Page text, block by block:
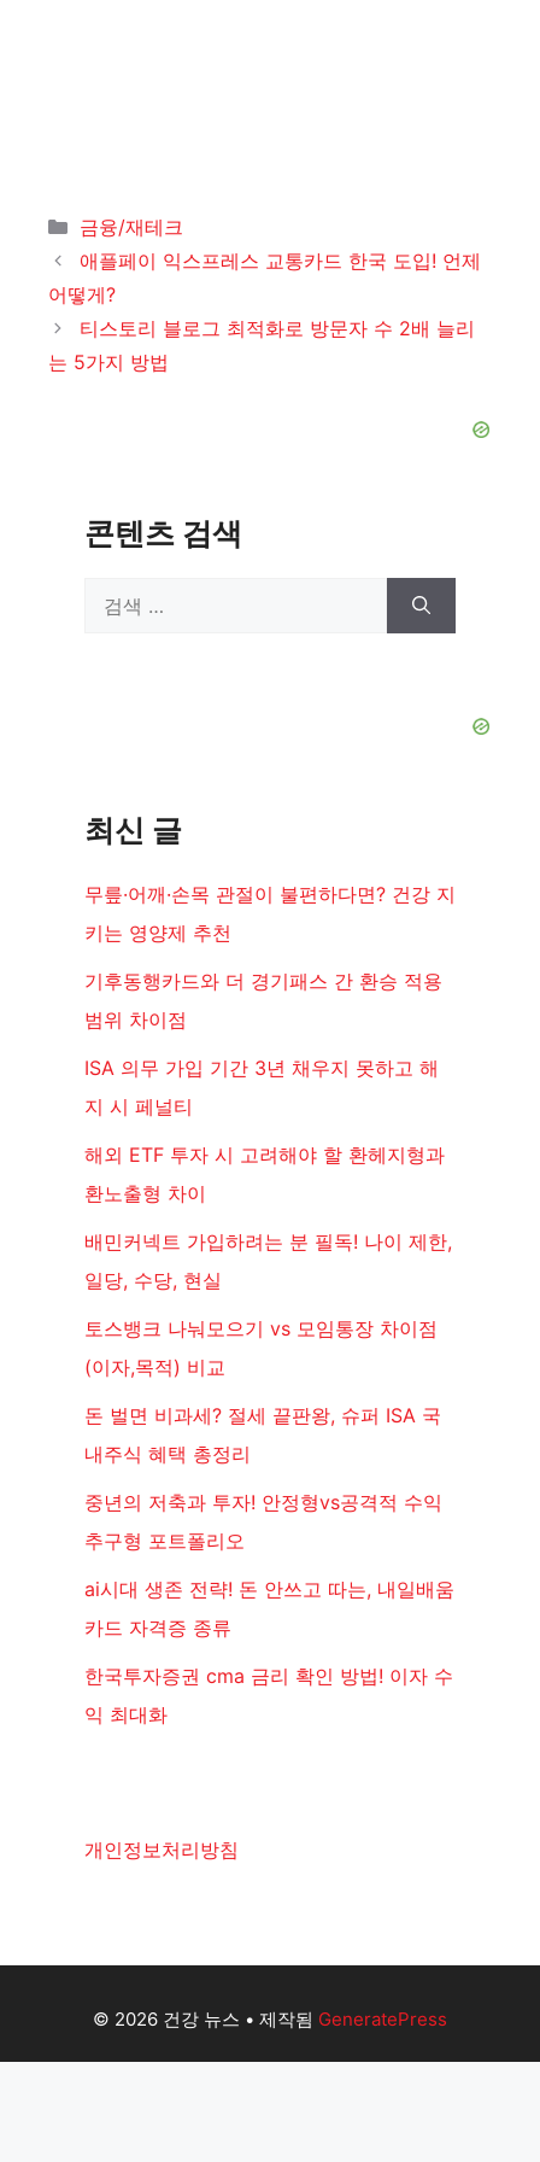
카
테
고
리
금융/재테크
애플페이 익스프레스 교통카드 한국 도입! 언제
어떻게?
티스토리 블로그 최적화로 방문자 수 2배 늘리
는 5가지 방법
콘텐츠 검색
최신 글
무릎·어깨·손목 관절이 불편하다면? 건강 지
키는 영양제 추천
기후동행카드와 더 경기패스 간 환승 적용
범위 차이점
ISA 의무 가입 기간 3년 채우지 못하고 해
지 시 페널티
해외 ETF 투자 시 고려해야 할 환헤지형과
환노출형 차이
배민커넥트 가입하려는 분 필독! 나이 제한,
일당, 수당, 현실
토스뱅크 나눠모으기 vs 모임통장 차이점
(이자,목적) 비교
돈 벌면 비과세? 절세 끝판왕, 슈퍼 ISA 국
내주식 혜택 총정리
중년의 저축과 투자! 안정형vs공격적 수익
추구형 포트폴리오
ai시대 생존 전략! 돈 안쓰고 따는, 내일배움
카드 자격증 종류
한국투자증권 cma 금리 확인 방법! 이자 수
익 최대화
개인정보처리방침
© 2026 건강 뉴스 • 제작됨 GeneratePress